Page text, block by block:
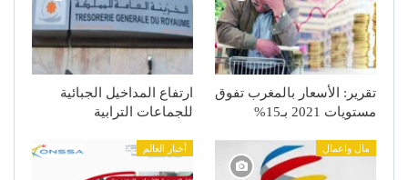
تقرير: الأسعار بالمغرب تفوق
مستويات 2021 بـ15%
ارتفاع المداخيل الجبائية
للجماعات الترابية
مال واعمال أخبار العالم